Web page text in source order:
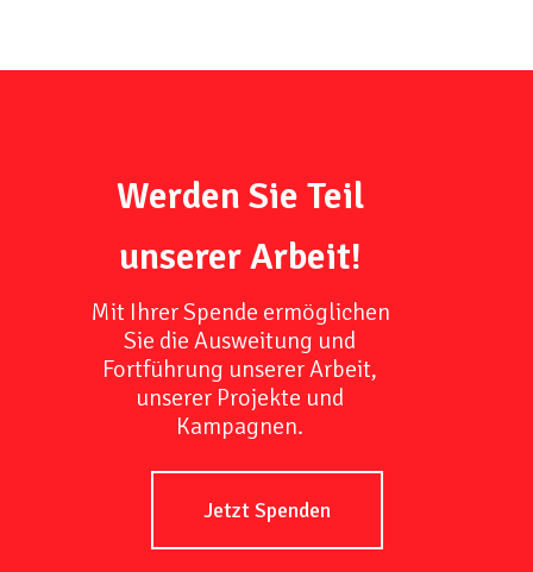
Werden Sie Teil
unserer Arbeit!
Mit Ihrer Spende ermöglichen
Sie die Ausweitung und
Fortführung unserer Arbeit,
unserer Projekte und
Kampagnen.
Jetzt Spenden